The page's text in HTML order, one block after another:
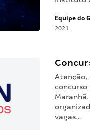
Equipe do
2021
Atenção,
concurso
vagas…